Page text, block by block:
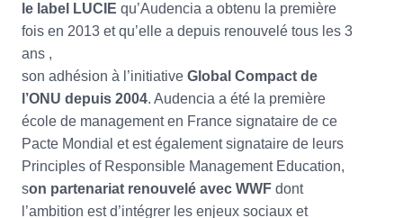
le label LUCIE qu’Audencia a obtenu la première
fois en 2013 et qu’elle a depuis renouvelé tous les 3
ans ,
son adhésion à l’initiative Global Compact de
l’ONU depuis 2004. Audencia a été la première
école de management en France signataire de ce
Pacte Mondial et est également signataire de leurs
Principles of Responsible Management Education,
son partenariat renouvelé avec WWF dont
l’ambition est d’intégrer les enjeux sociaux et